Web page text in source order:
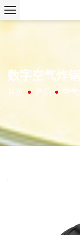
数字空气炸
首页 / 产品 / 空